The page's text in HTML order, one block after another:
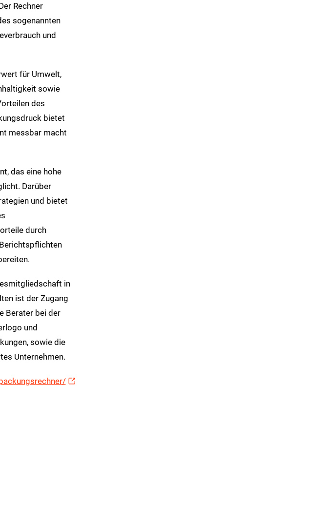
Rechner
sogenannten
und
für Umwelt,
sowie
des
bietet
messbar macht
das eine hohe
Darüber
und bietet
durch
in
ist der Zugang
Berater bei der
und
sowie die
Unternehmen.